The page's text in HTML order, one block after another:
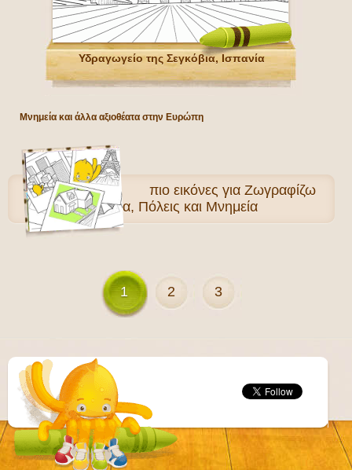
Υδραγωγείο της Σεγκόβια, Ισπανία
Μνημεία και άλλα αξιοθέατα στην Ευρώπη
πιο εικόνες για Ζωγραφίζω
Σπίτια, Πόλεις και Μνημεία
1 2 3